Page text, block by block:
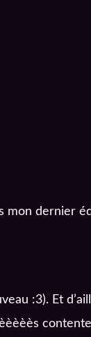
mon dernier
:3). Et